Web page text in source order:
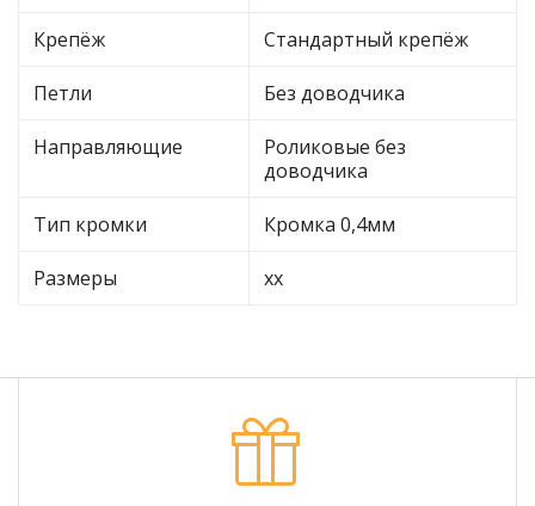
Крепёж Стандартный крепёж
Петли Без доводчика
Направляющие
Роликовые без
доводчика
Тип кромки Кромка 0,4мм
Размеры хх